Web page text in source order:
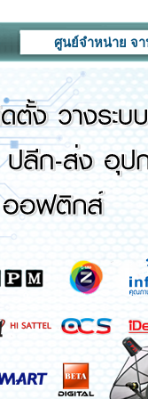
ศูนย์จำหน่าย จานดาวเที